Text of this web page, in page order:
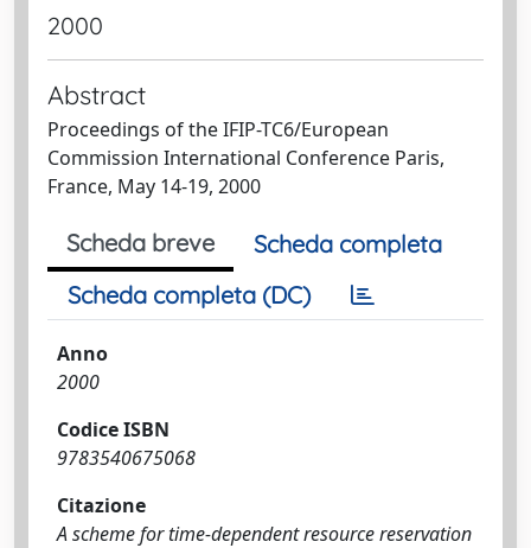
2000
Abstract
Proceedings of the IFIP-TC6/European
Commission International Conference Paris,
France, May 14-19, 2000
Scheda breve
Scheda completa
Scheda completa (DC)
Anno
2000
Codice ISBN
9783540675068
Citazione
A scheme for time-dependent resource reservation